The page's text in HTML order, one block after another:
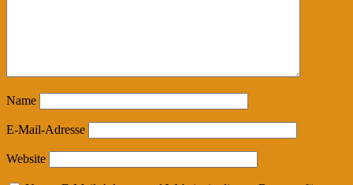
Name
E-Mail-Adresse
Website